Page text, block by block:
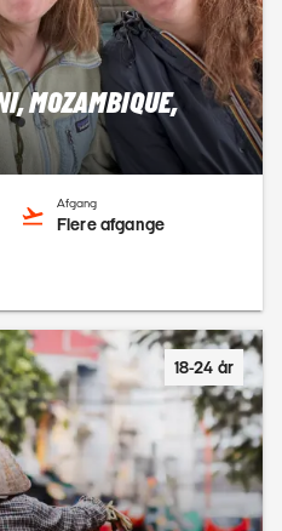
MOZAMBIQUE,
Afgang
Flere afgange
18-24 år